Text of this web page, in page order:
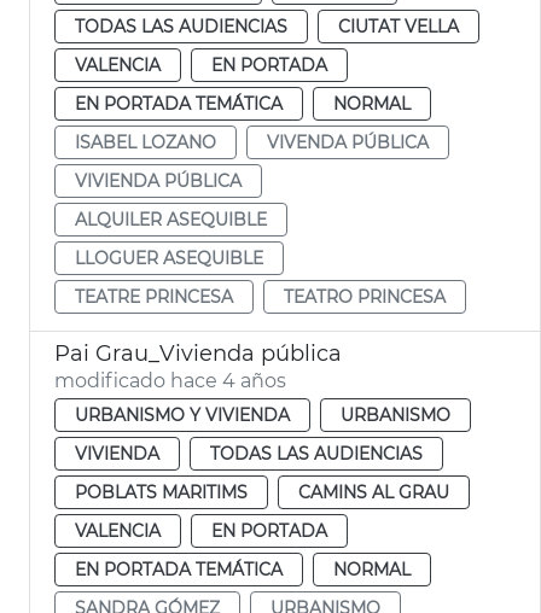
TODAS LAS AUDIENCIAS
CIUTAT VELLA
VALENCIA
EN PORTADA
EN PORTADA TEMÁTICA
NORMAL
ISABEL LOZANO
VIVENDA PÚBLICA
VIVIENDA PÚBLICA
ALQUILER ASEQUIBLE
LLOGUER ASEQUIBLE
TEATRE PRINCESA
TEATRO PRINCESA
Pai Grau_Vivienda pública
modificado hace 4 años
URBANISMO Y VIVIENDA
URBANISMO
VIVIENDA
TODAS LAS AUDIENCIAS
POBLATS MARITIMS
CAMINS AL GRAU
VALENCIA
EN PORTADA
EN PORTADA TEMÁTICA
NORMAL
SANDRA GÓMEZ
URBANISMO